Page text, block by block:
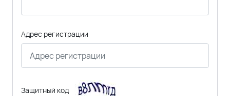
Адрес регистрации
Защитный код